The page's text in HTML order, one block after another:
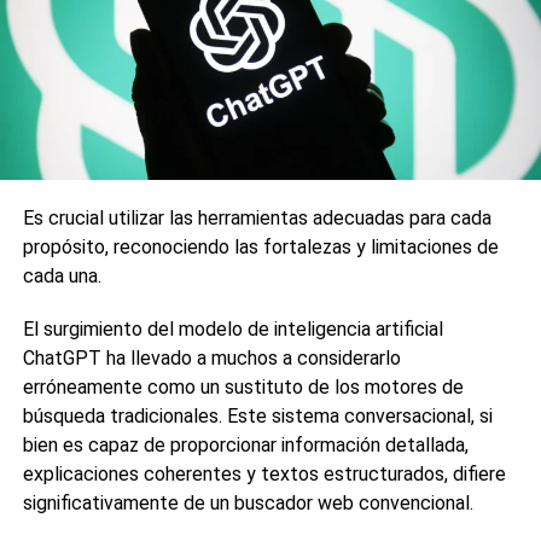
Navegadores rápidos
Aunque para muchas personas no es importante el
navegador que utilizan para trabajar en la web, esta es una
opción que puede mejorar la percepción de la velocidad
en el PC. Aunque hay muchos navegadores en la red, no se
puede decir que uno es mejor que el otro. Lo mejor es
probar con los más conocidos como Google Chrome,
Mozilla Firefox, Safari y Edge. Cada uno tiene sus ventajas
y falencias y no funcionan de la misma forma para todas
Sistema seguro
La seguridad es un punto a tener en cuenta, pues, como
en cualquier actividad del PC, la presencia de malware o
virus puede afectar de forma negativa la velocidad del
internet. Por esto es importante mantener actualizado el
Es crucial utilizar las herramientas adecuadas para cada
propósito, reconociendo las fortalezas y limitaciones de
cada una.
El surgimiento del modelo de inteligencia artificial
ChatGPT ha llevado a muchos a considerarlo
erróneamente como un sustituto de los motores de
búsqueda tradicionales. Este sistema conversacional, si
bien es capaz de proporcionar información detallada,
explicaciones coherentes y textos estructurados, difiere
significativamente de un buscador web convencional.